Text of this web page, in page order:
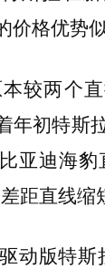
价格优势
较两个
年初特斯
亚迪海豹
距直线缩
动版特斯